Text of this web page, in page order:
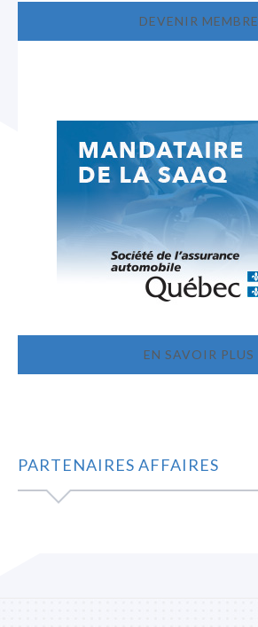
DEVENIR MEMBRE
EN SAVOIR PLUS
PARTENAIRES AFFAIRES